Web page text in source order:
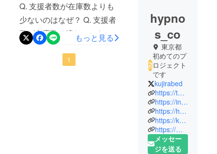
Q. 支援者数が在庫数よりも
少ないのはなぜ？ Q. 支援者
数が在庫数に達していない
のに「OUT OF STOCK」と
表示されるのはなぜ？ 入金
もっと見る
1
hypno
s_co
東京都
初めてのプ
ロジェクト
です
kujirabed
https://twitter.com/kujirabed
https://instagram.com/kujirabed/
https://hypnos.co.jp/
https://kujirabed.com/
https://min-katsu.com/
メッセー
ジを送る